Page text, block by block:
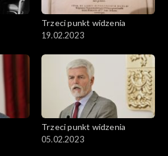
Trzeci punkt widzenia
19.02.2023
Trzeci punkt widzenia
05.02.2023